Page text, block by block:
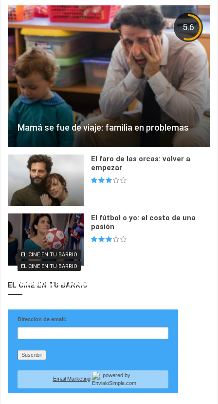
5.6
Mamá se fue de viaje: familia en problemas
El faro de las orcas: volver a
empezar
El fútbol o yo: el costo de una
pasión
EL CINE EN TU BARRIO
EL CINE EN TU BARRIO
Alanis en los #MartesCine de El Quetzal
EL CINE EN TU BARRIO
El Museo del Cine homenajea al Teatro San
Martín
EL CINE EN TU BARRIO
Años Luz se proyectará en el MALBA
Direccion de email:
Email Marketing